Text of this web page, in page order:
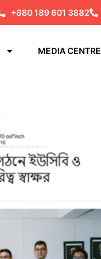
+880 189 601 3882
MEDIA CENTRE